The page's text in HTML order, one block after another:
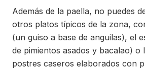
Además de la paella, no puedes
otros platos típicos de la zona,
(un guiso a base de anguilas), el
de pimientos asados y bacalao) o
postres caseros elaborados con